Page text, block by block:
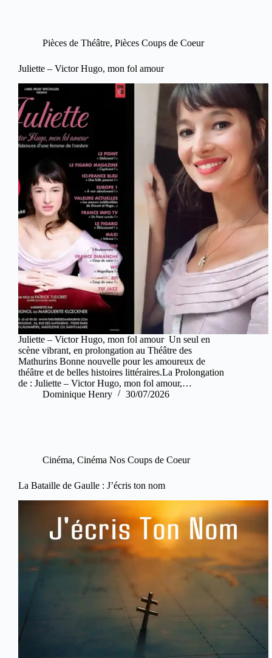
Pièces de Théâtre, Pièces Coups de Coeur
Juliette – Victor Hugo, mon fol amour
Juliette – Victor Hugo, mon fol amour Un seul en
scène vibrant, en prolongation au Théâtre des
Mathurins Bonne nouvelle pour les amoureux de
théâtre et de belles histoires littéraires.La Prolongation
de : Juliette – Victor Hugo, mon fol amour,…
Dominique Henry
30/07/2026
Cinéma, Cinéma Nos Coups de Coeur
La Bataille de Gaulle : J’écris ton nom